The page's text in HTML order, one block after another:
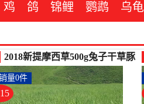
鸡 鸽 锦鲤 鹦鹉 乌龟
2018新提摩西草500g兔子干草豚
鼠提草荷兰猪饲-兔饲料(果登喜
旗舰店仅售14.85元)
量0件